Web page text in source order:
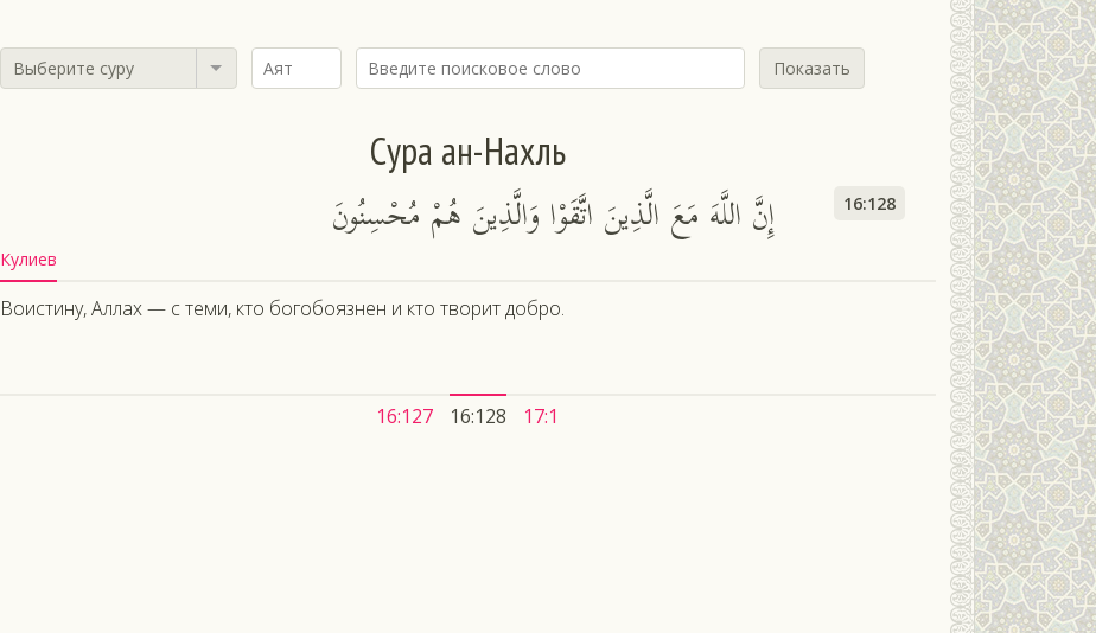
Выберите суру Показать
Сура ан-Нахль
إِنَّ اللَّهَ مَعَ الَّذِينَ اتَّقَوْا وَالَّذِينَ هُمْ مُحْسِنُونَ 16:128
Кулиев
Воистину, Аллах — с теми, кто богобоязнен и кто творит добро.
16:127 16:128 17:1